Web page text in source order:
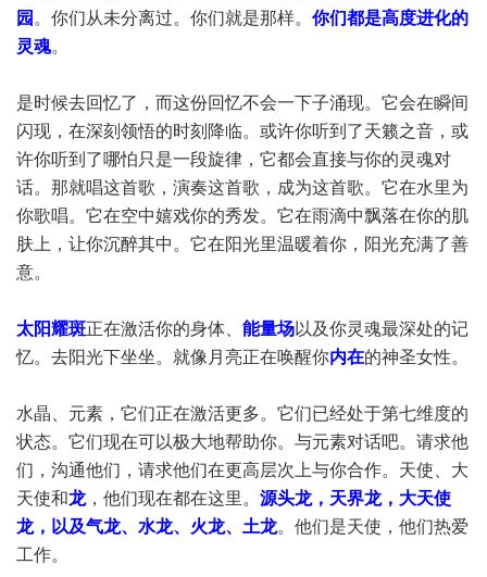
园 。你们从未分离过。你们就是那样。 你们都是高度进化的
灵魂。
是时候去回忆了，而这份回忆不会一下子涌现。它会在瞬间
闪现，在深刻领悟的时刻降临。或许你听到了天籁之音，或
许你听到了哪怕只是一段旋律，它都会直接与你的灵魂对
话。那就唱这首歌，演奏这首歌，成为这首歌。它在水里为
你歌唱。它在空中嬉戏你的秀发。它在雨滴中飘落在你的肌
肤上，让你沉醉其中。它在阳光里温暖着你，阳光充满了善
意。
太阳耀斑正在激活你的身体、 能量场以及你灵魂最深处的记
忆。去阳光下坐坐。就像月亮正在唤醒你内在的神圣女性。
水晶、元素，它们正在激活更多。它们已经处于第七维度的
状态。它们现在可以极大地帮助你。与元素对话吧。请求他
们，沟通他们，请求他们在更高层次上与你合作。天使、大
天使和龙，他们现在都在这里。 源头龙，天界龙，大天使
龙，以及气龙、水龙、火龙、土龙。他们是天使，他们热爱
工作。